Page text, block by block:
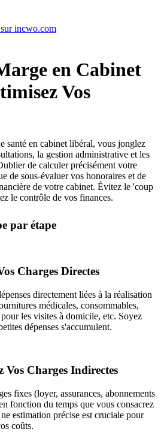
incwo.com
en Cabinet
Vos
santé en cabinet libéral, vous jonglez
la gestion administrative et les
de calculer précisément votre
de sous-évaluer vos honoraires et de
de votre cabinet. Évitez le 'coup
le contrôle de vos finances.
par étape
Charges Directes
directement liées à la réalisation
médicales, consommables,
les visites à domicile, etc. Soyez
dépenses s'accumulent.
Vos Charges Indirectes
fixes (loyer, assurances, abonnements
fonction du temps que vous consacrez
estimation précise est cruciale pour
coûts.